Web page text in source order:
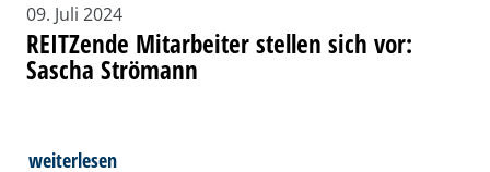
09. Juli 2024
REITZende Mitarbeiter stellen sich vor:
Sascha Strömann
weiterlesen